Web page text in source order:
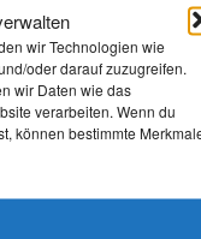
wir Technologien wie
oder darauf zuzugreifen.
wir Daten wie das
verarbeiten. Wenn du
können bestimmte